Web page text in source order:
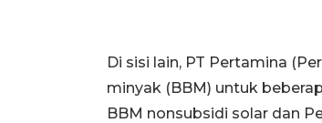
Di sisi lain, PT Pertamina
minyak (BBM) untuk
BBM nonsubsidi solar dan